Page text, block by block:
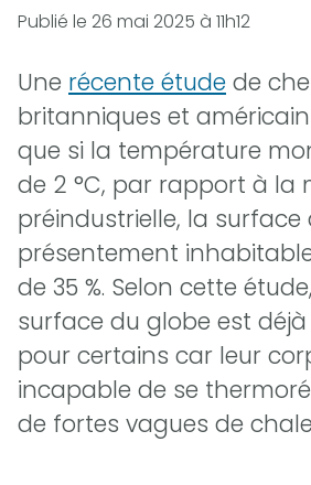
Publié le 26 mai 2025 à 11h12
Une récente étude de
britanniques et
que si la température
de 2 °C, par rapport à la
préindustrielle, la surface
présentement
de 35 %. Selon cette
surface du globe est
pour certains car leur
incapable de se
de fortes vagues de